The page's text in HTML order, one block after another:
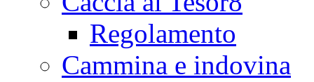
Regolamento
Cammina e indovina